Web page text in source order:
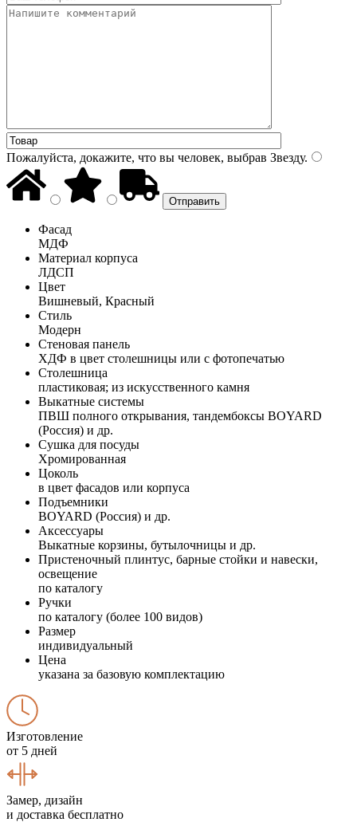
Пожалуйста, докажите, что вы человек, выбрав Звезду.
Фасад
МДФ
Материал корпуса
ЛДСП
Цвет
Вишневый, Красный
Стиль
Модерн
Стеновая панель
ХДФ в цвет столешницы или с фотопечатью
Столешница
пластиковая; из искусственного камня
Выкатные системы
ПВШ полного открывания, тандембоксы BOYARD
(Россия) и др.
Сушка для посуды
Хромированная
Цоколь
в цвет фасадов или корпуса
Подъемники
BOYARD (Россия) и др.
Аксессуары
Выкатные корзины, бутылочницы и др.
Пристеночный плинтус, барные стойки и навески,
освещение
по каталогу
Ручки
по каталогу (более 100 видов)
Размер
индивидуальный
Цена
указана за базовую комплектацию
Изготовление
от 5 дней
Замер, дизайн
и доставка бесплатно